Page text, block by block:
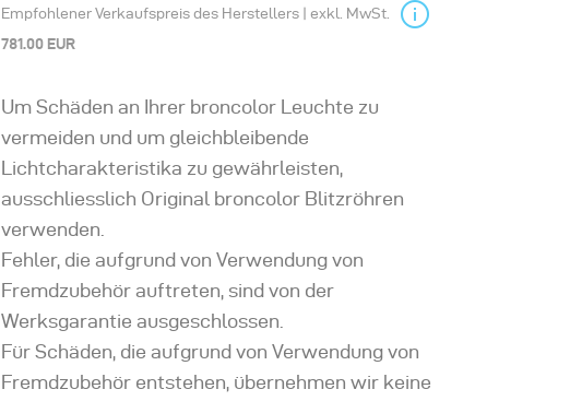
Empfohlener Verkaufspreis des Herstellers | exkl. MwSt.
781.00 EUR
Um Schäden an Ihrer broncolor Leuchte zu
vermeiden und um gleichbleibende
Lichtcharakteristika zu gewährleisten,
ausschliesslich Original broncolor Blitzröhren
verwenden.
Fehler, die aufgrund von Verwendung von
Fremdzubehör auftreten, sind von der
Werksgarantie ausgeschlossen.
Für Schäden, die aufgrund von Verwendung von
Fremdzubehör entstehen, übernehmen wir keine